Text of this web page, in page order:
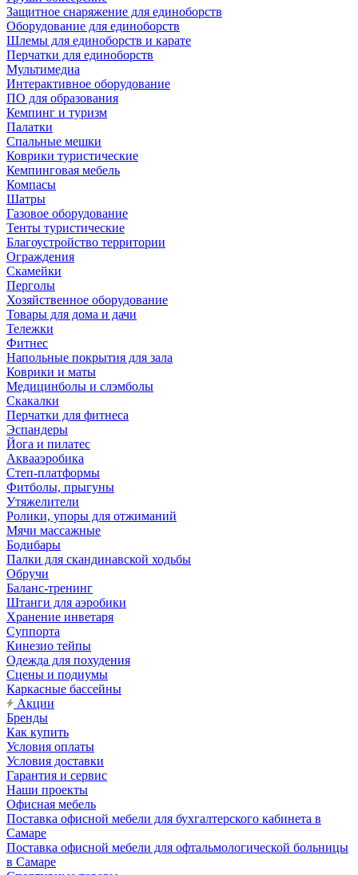
Защитное снаряжение для единоборств
Оборудование для единоборств
Шлемы для единоборств и карате
Перчатки для единоборств
Мультимедиа
Интерактивное оборудование
ПО для образования
Кемпинг и туризм
Палатки
Спальные мешки
Коврики туристические
Кемпинговая мебель
Компасы
Шатры
Газовое оборудование
Тенты туристические
Благоустройство территории
Ограждения
Скамейки
Перголы
Хозяйственное оборудование
Товары для дома и дачи
Тележки
Фитнес
Напольные покрытия для зала
Коврики и маты
Медицинболы и слэмболы
Скакалки
Перчатки для фитнеса
Эспандеры
Йога и пилатес
Аквааэробика
Степ-платформы
Фитболы, прыгуны
Утяжелители
Ролики, упоры для отжиманий
Мячи массажные
Бодибары
Палки для скандинавской ходьбы
Обручи
Баланс-тренинг
Штанги для аэробики
Хранение инветаря
Суппорта
Кинезио тейпы
Одежда для похудения
Сцены и подиумы
Каркасные бассейны
Акции
Бренды
Как купить
Условия оплаты
Условия доставки
Гарантия и сервис
Наши проекты
Офисная мебель
Поставка офисной мебели для бухгалтерского кабинета в
Самаре
Поставка офисной мебели для офтальмологической больницы
в Самаре